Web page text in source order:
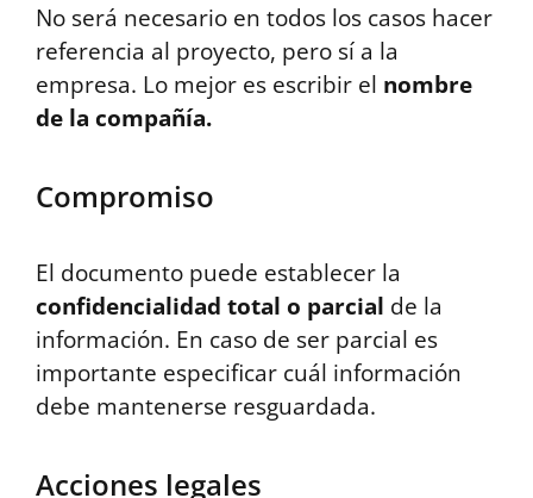
No será necesario en todos los casos hacer
referencia al proyecto, pero sí a la
empresa. Lo mejor es escribir el nombre
de la compañía.
Compromiso
El documento puede establecer la
confidencialidad total o parcial de la
información. En caso de ser parcial es
importante especificar cuál información
debe mantenerse resguardada.
Acciones legales